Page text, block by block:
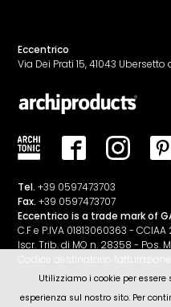
Eccentrico
Via Dei Prati 15, 41043
Tel. +39 0597473703
Fax. +39 0597473707
Eccentrico is a trade mark of
C.F e P.IVA 01813060363 -
Iscr. Trib. di MO n. 28358 - Pos.
Codice destinatario fatturazione
Utilizziamo i cookie per
esperienza sul nostro sito. Per